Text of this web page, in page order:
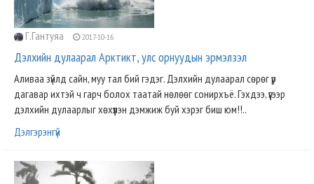
Г.Гантуяа 2017-10-16
Дэлхийн дулаарал Арктикт, улс орнуудын эрмэлзэл
Аливаа зүйлд сайн, муу тал бий гэдэг. Дэлхийн дулаарал сөрөг үр
дагавар ихтэй ч гарч болох таатай нөлөөг сонирхъё. Гэхдээ, үүгээр
дэлхийн дулаарлыг хөхүүлэн дэмжиж буй хэрэг биш юм!!..
Дэлгэрэнгүй